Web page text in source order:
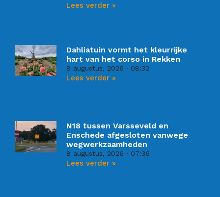
Lees verder »
Dahliatuin vormt het kleurrijke
hart van het corso in Rekken
8 augustus, 2026 08:32
Lees verder »
N18 tussen Varsseveld en
Enschede afgesloten vanwege
wegwerkzaamheden
8 augustus, 2026 07:36
Lees verder »